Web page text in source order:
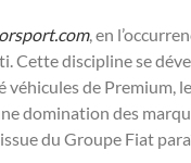
, en
Cette discipline se
de Premium,
domination des
du Groupe Fiat